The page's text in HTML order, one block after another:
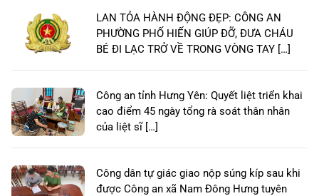
LAN TỎA HÀNH ĐỘNG ĐẸP: CÔNG AN
PHƯỜNG PHỐ HIẾN GIÚP ĐỠ, ĐƯA CHÁU
BÉ ĐI LẠC TRỞ VỀ TRONG VÒNG TAY […]
Công an tỉnh Hưng Yên: Quyết liệt triển khai
cao điểm 45 ngày tổng rà soát thân nhân
của liệt sĩ […]
Công dân tự giác giao nộp súng kíp sau khi
được Công an xã Nam Đông Hưng tuyên